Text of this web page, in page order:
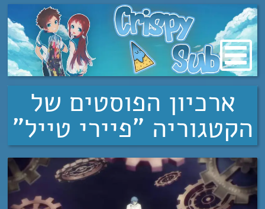
מעבר
לתוכן
ארכיון הפוסטים של
הקטגוריה "פיירי טייל"